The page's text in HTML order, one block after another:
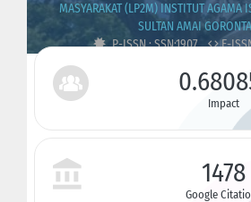
MASYARAKAT (LP2M) INSTITUT AGAMA
SULTAN AMAI
P-ISSN : SSN:1907
E-
Impact
1478
Google